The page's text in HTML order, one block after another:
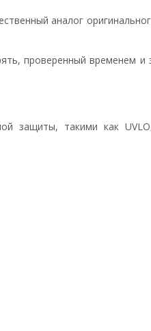
аналог
проверенный временем и
защиты, такими как